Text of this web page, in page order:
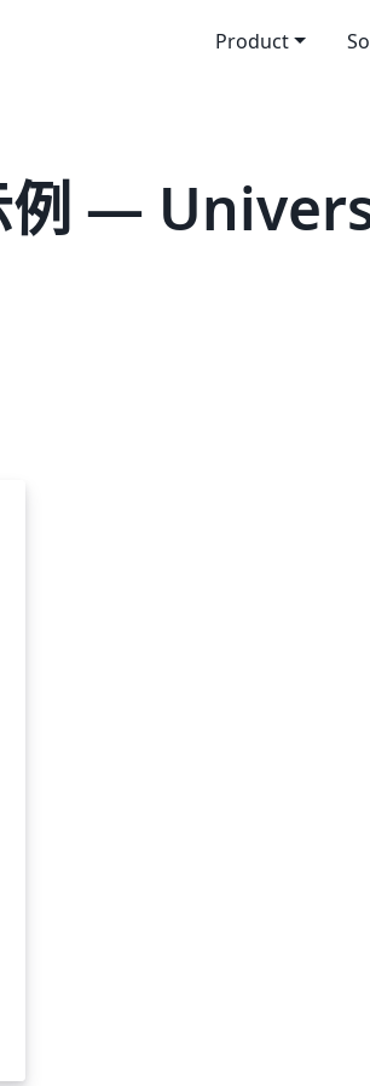
Product
例 —